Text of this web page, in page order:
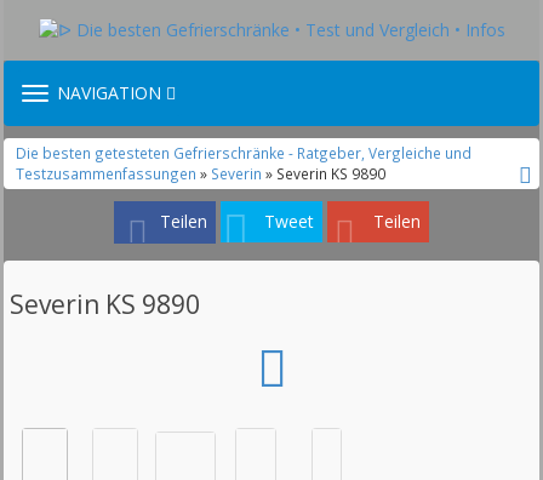
TOGGLE
NAVIGATION
Die besten getesteten Gefrierschränke - Ratgeber, Vergleiche und
Testzusammenfassungen » Severin » Severin KS 9890
Teilen Tweet Teilen
Severin KS 9890